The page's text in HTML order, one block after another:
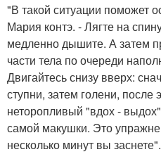
"В такой ситуации поможет
Мария контэ. - Лягте на
медленно дышите. А затем
части тела по очереди
Двигайтесь снизу вверх:
ступни, затем голени, после
неторопливый "вдох -
самой макушки. Это
несколько минут вы заснете".